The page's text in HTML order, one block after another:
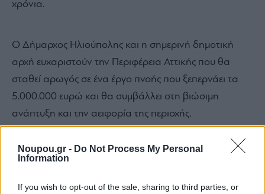
Noupou.gr - Do Not Process My Personal
Information
If you wish to opt-out of the sale, sharing to third parties, or
χρόνια.
Ο Δήμαρχος Ηλιούπολης και η σημερινή δημοτική
αρχή ευχαριστούν την Περιφέρεια Αττικής που θα
σταθεί αρωγός σε ένα έργο πνοής που ξεπερνάει τα
5.000.000 ευρώ και θα συμβάλλει στη βιώσιμη
ανάπτυξη και την αειφορία της περιοχής.